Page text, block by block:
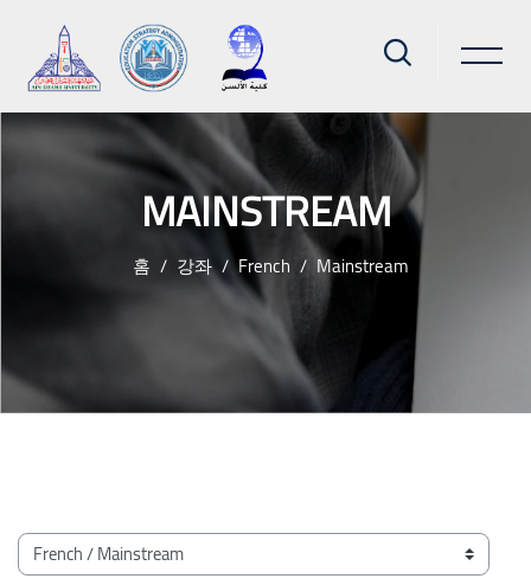
MAINSTREAM
홈 강좌 French Mainstream
블록
강좌 범주